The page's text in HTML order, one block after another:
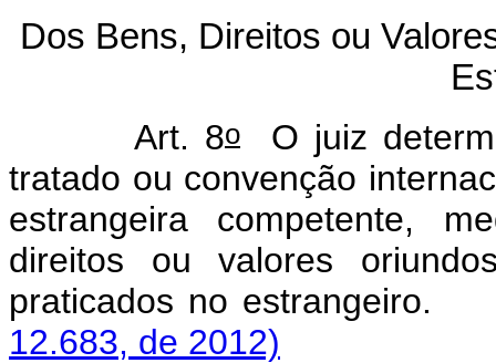
Dos Bens, Direitos ou
Art. 8o
O juiz
tratado ou convenção
estrangeira competente,
direitos ou valores
praticados no
12.683, de 2012)